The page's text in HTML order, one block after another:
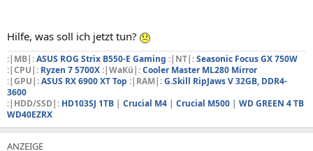
*** ntfs.sys - Address F715B857 base at F7151000, Datestamp
3b7c5d0
Hilfe, was soll ich jetzt tun?
:|MB| :ASUS ROG Strix B550-E Gaming :|NT|:Seasonic Focus GX 750W
:|CPU|: Ryzen 7 5700X :|WaKü|:Cooler Master ML280 Mirror
:|GPU|:ASUS RX 6900 XT Top :|RAM|:G.Skill RipJaws V 32GB, DDR4-
3600
:|HDD/SSD|: HD103SJ 1TB | Crucial M4 | Crucial M500 | WD GREEN 4 TB
WD40EZRX